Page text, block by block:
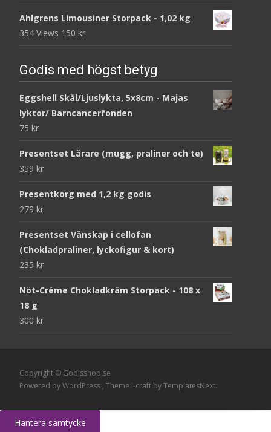
Ahlgrens Limousiner Storpack - 1,02 kg
354 Views 150 kr
Godis med högst betyg
Eggshell Skål/Ljuslykta, 5x8cm - Majas
lyktor/ Barncancerfonden
75 kr
Presentset Lärare (mugg, praliner och te)
359 kr
Presentkorg med 1,2 kg godis
279 kr
Presentset Vänskap i cellofan
(Chokladpraliner, lyckofigur & kort)
235 kr
Nöt-Créme Chokladkräm Storpack - 108 x
18 g
300 kr
Copyright © Godisshop.se
Powered by WordPress , Theme i-craft by TemplatesNext.
Hantera samtycke